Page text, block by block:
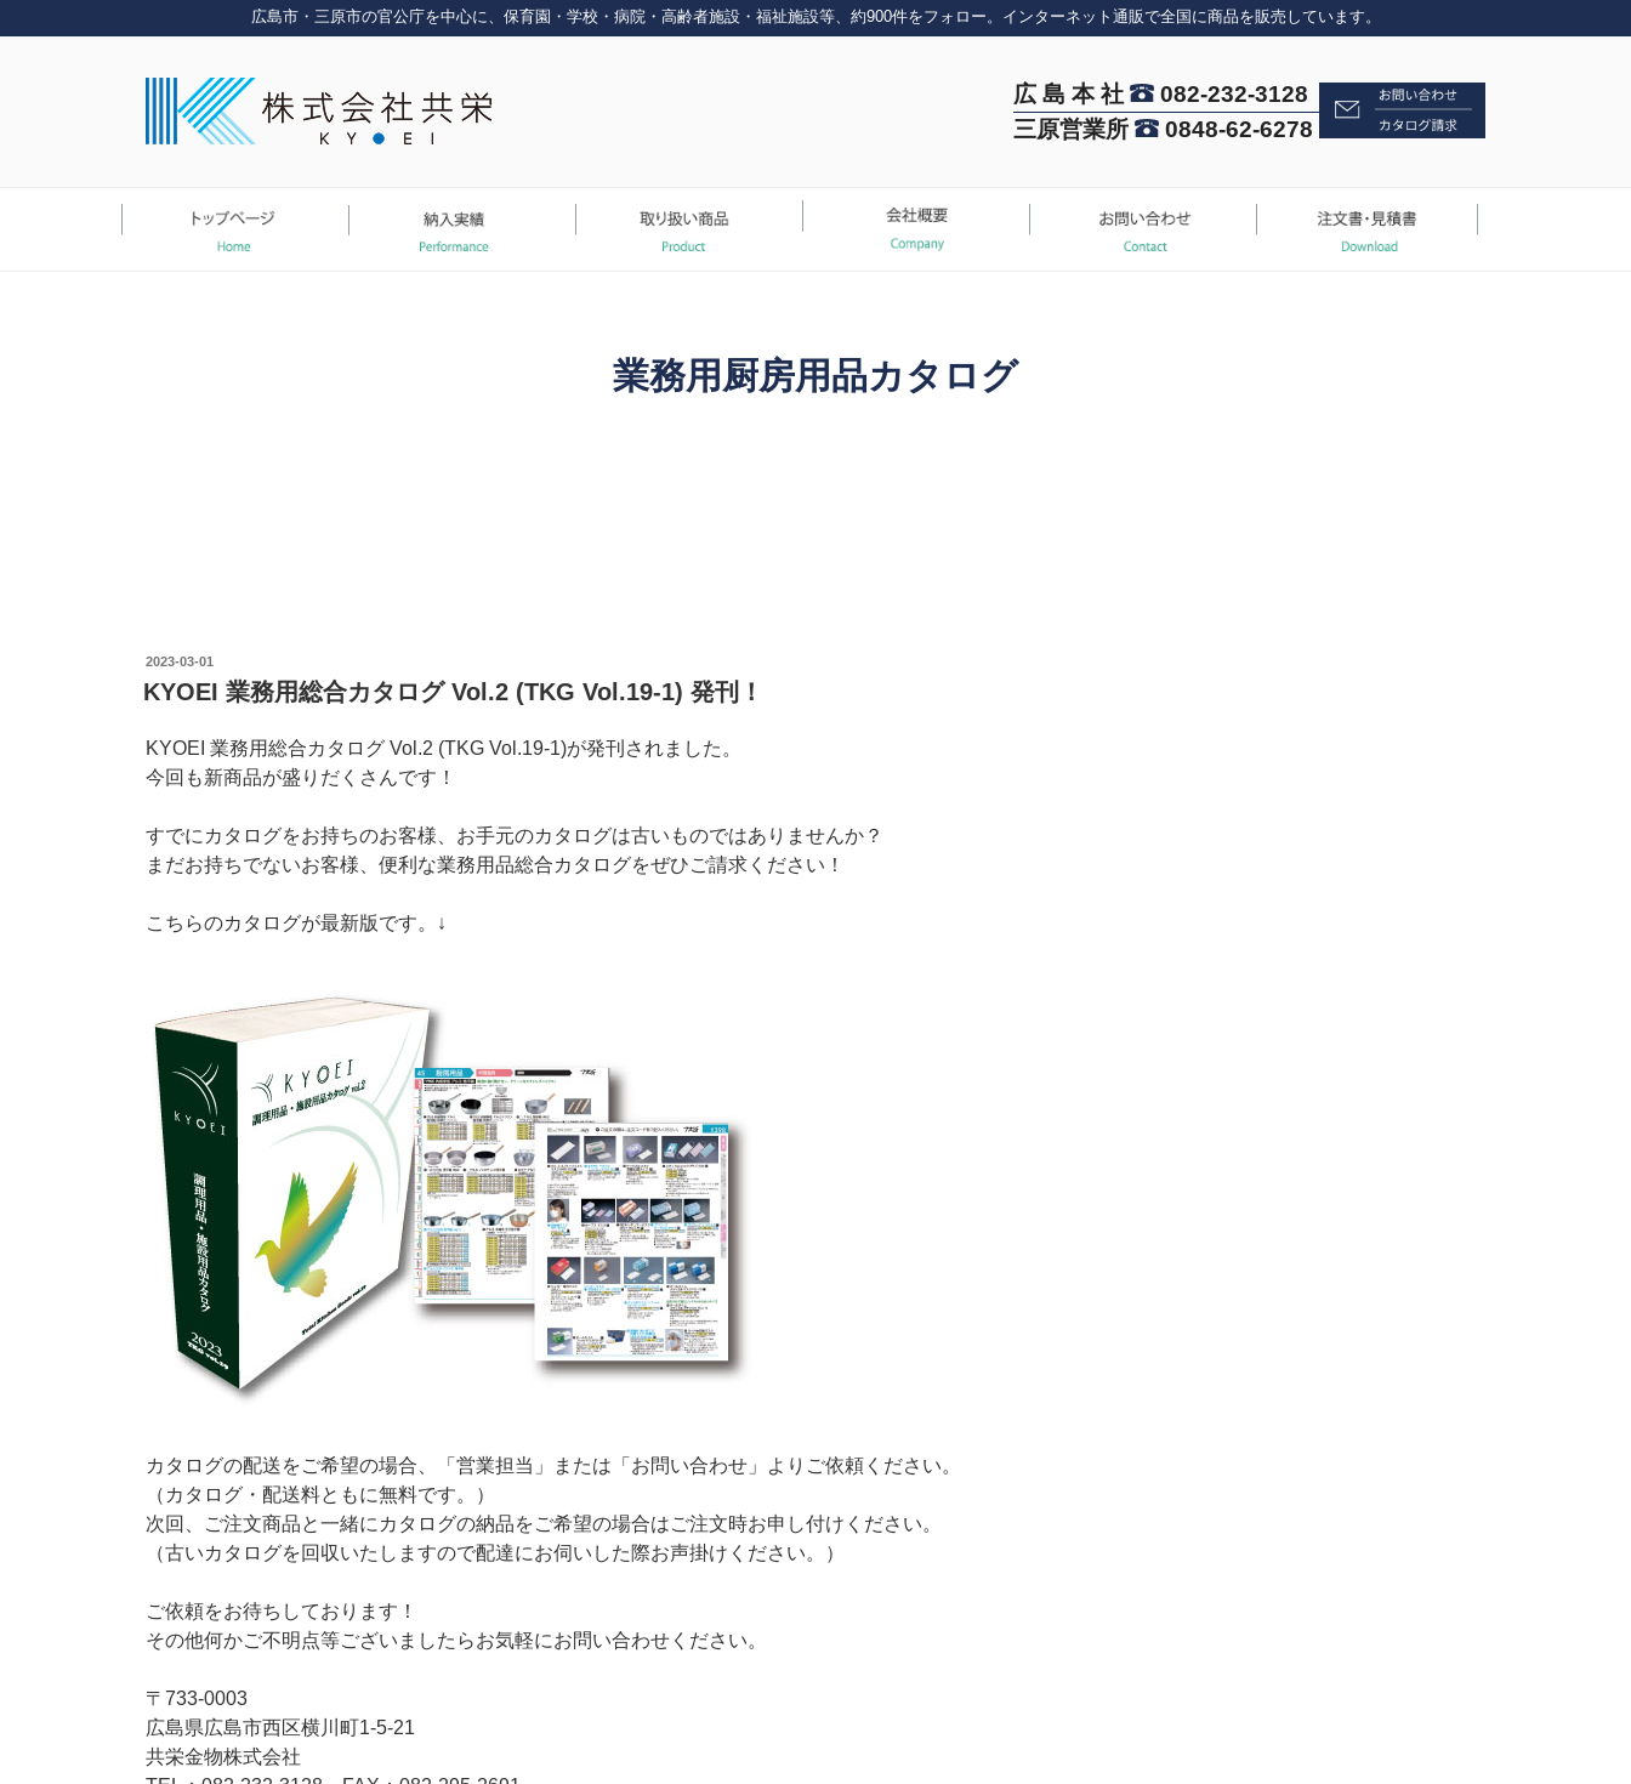
ン
広島市・三原市の官公庁を中心に、保育園・学校・病院・高齢者施設・福祉施設等、約900件をフォロー。インターネット通販で全国に商品を販売しています。
広 島 本 社
082-232-3128
三原営業所
0848-62-6278
業務用厨房用品カタログ
投
日:
2023-03-01
KYOEI 業務用総合カタログ Vol.2 (TKG Vol.19-1) 発刊！
KYOEI 業務用総合カタログ Vol.2 (TKG Vol.19-1)が発刊されました。
今回も新商品が盛りだくさんです！
すでにカタログをお持ちのお客様、お手元のカタログは古いものではありませんか？
まだお持ちでないお客様、便利な業務用品総合カタログをぜひご請求ください！
こちらのカタログが最新版です。↓
カタログの配送をご希望の場合、「営業担当」または「お問い合わせ」よりご依頼ください。
（カタログ・配送料ともに無料です。）
次回、ご注文商品と一緒にカタログの納品をご希望の場合はご注文時お申し付けください。
（古いカタログを回収いたしますので配達にお伺いした際お声掛けください。）
ご依頼をお待ちしております！
その他何かご不明点等ございましたらお気軽にお問い合わせください。
〒733-0003
広島県広島市西区横川町1-5-21
共栄金物株式会社